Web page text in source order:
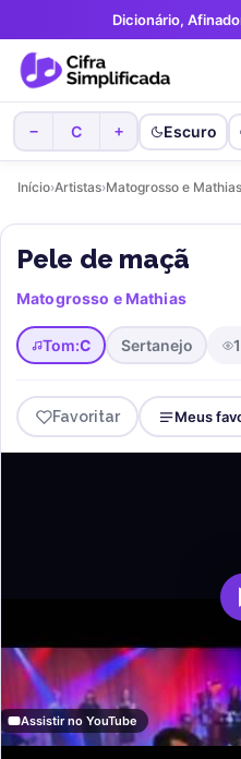
Dicionário,
− C + Escuro
Início›Artistas›Matogrosso e Mathias
Pele de maçã
Matogrosso e Mathias
Tom:C Sertanejo
Favoritar Meus
Assistir no YouTube